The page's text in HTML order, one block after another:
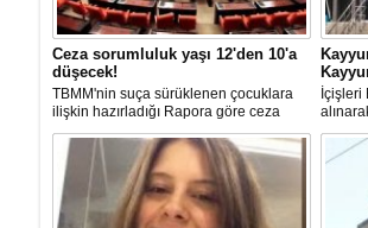
Ceza sorumluluk yaşı 12'den 10'a
düşecek!
TBMM'nin suça sürüklenen çocuklara
ilişkin hazırladığı Rapora göre ceza
sorumluluğu yaşının; 12'den 10'a
düşürülmesi planlanıyor.
İçişleri